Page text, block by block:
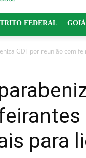
FEDERAL
GDF por reunião com
para